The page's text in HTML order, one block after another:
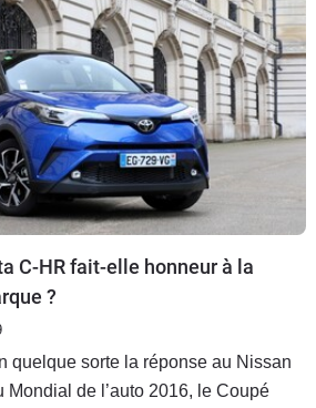
C-HR fait-elle honneur à la
?
quelque sorte la réponse au Nissan